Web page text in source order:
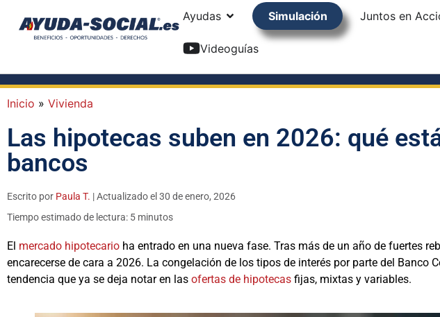
Ayudas Simulación Juntos en
Videoguías
Inicio » Vivienda
Las hipotecas suben en 2026: qué
bancos
Escrito por Paula T. | Actualizado el 30 de enero, 2026
Tiempo estimado de lectura: 5 minutos
El mercado hipotecario ha entrado en una nueva fase. Tras más de un año de fuertes
encarecerse de cara a 2026. La congelación de los tipos de interés por parte del Banco
tendencia que ya se deja notar en las ofertas de hipotecas fijas, mixtas y variables.